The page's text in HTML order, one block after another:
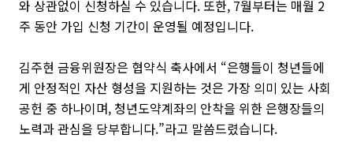
와 상관없이 신청하실 수 있습니다. 또한, 7월부터는 매월 2
주 동안 가입 신청 기간이 운영될 예정입니다.
김주현 금융위원장은 협약식 축사에서 “은행들이 청년들에
게 안정적인 자산 형성을 지원하는 것은 가장 의미 있는 사회
공헌 중 하나이며, 청년도약계좌의 안착을 위한 은행장들의
노력과 관심을 당부합니다.”라고 말씀드렸습니다.